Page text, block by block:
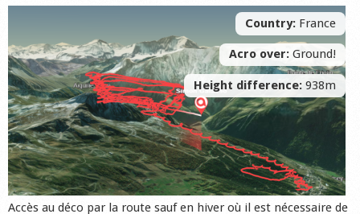
Country: France
Acro over: Ground!
Height difference: 938m
Accès au déco par la route sauf en hiver où il est nécessaire de